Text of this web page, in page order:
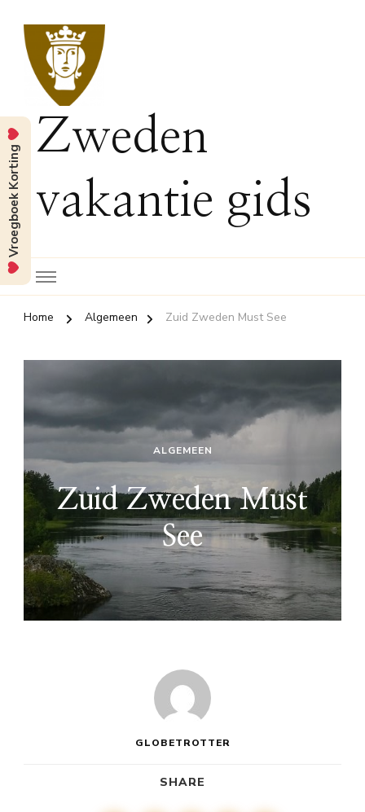
Zweden
vakantie gids
Home Algemeen Zuid Zweden Must See
ALGEMEEN
Zuid Zweden Must
See
GLOBETROTTER
SHARE
Vroegboek Korting